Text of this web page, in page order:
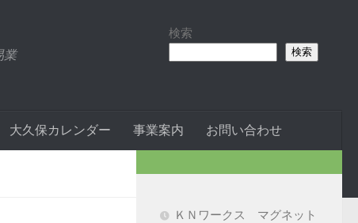
業
検索
検索
大久保カレンダー 事業案内 お問い合わせ
ＫＮワークス マグネット